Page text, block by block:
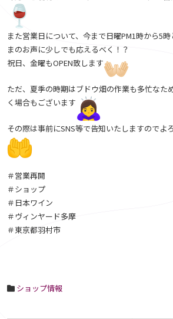
また営業日について、今まで日曜PM1時から5
まのお声に少しでも応えるべく！？
祝日、金曜もOPEN致します
ただ、夏季の時期はブドウ畑の作業も多忙なた
く場合もございます
その際は事前にSNS等で告知いたしますのでよ
＃営業再開
＃ショップ
＃日本ワイン
＃ヴィンヤード多摩
＃東京都羽村市
ショップ情報